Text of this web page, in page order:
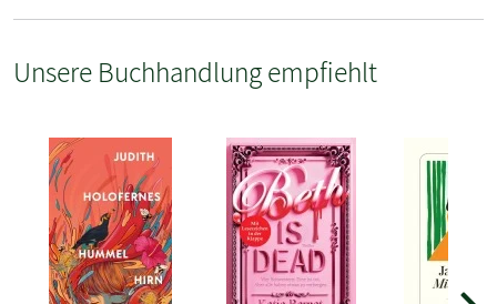
Unsere Buchhandlung empfiehlt